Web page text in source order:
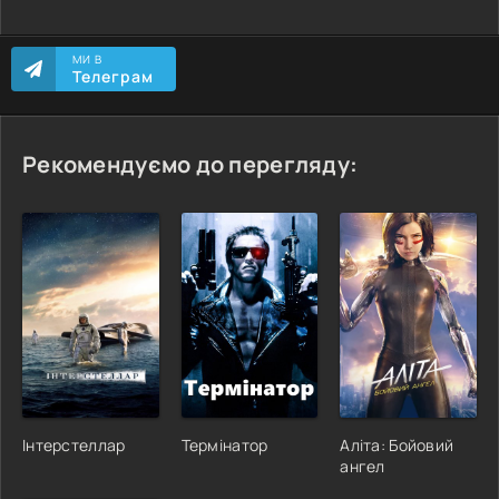
МИ В
Телеграм
Рекомендуємо до перегляду:
Інтерстеллар Термінатор
Аліта: Бойовий
ангел